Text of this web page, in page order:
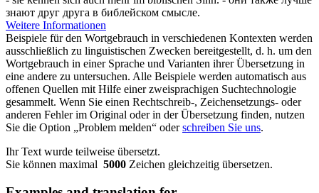
знают друг друга в библейском смысле.
Weitere Informationen
Beispiele für den Wortgebrauch in verschiedenen Kontexten werden
ausschließlich zu linguistischen Zwecken bereitgestellt, d. h. um den
Wortgebrauch in einer Sprache und Varianten ihrer Übersetzung in
eine andere zu untersuchen. Alle Beispiele werden automatisch aus
offenen Quellen mit Hilfe einer zweisprachigen Suchtechnologie
gesammelt. Wenn Sie einen Rechtschreib-, Zeichensetzungs- oder
anderen Fehler im Original oder in der Übersetzung finden, nutzen
Sie die Option „Problem melden“ oderschreiben Sie uns.
Ihr Text wurde teilweise übersetzt.
Sie können maximal 5000 Zeichen gleichzeitig übersetzen.